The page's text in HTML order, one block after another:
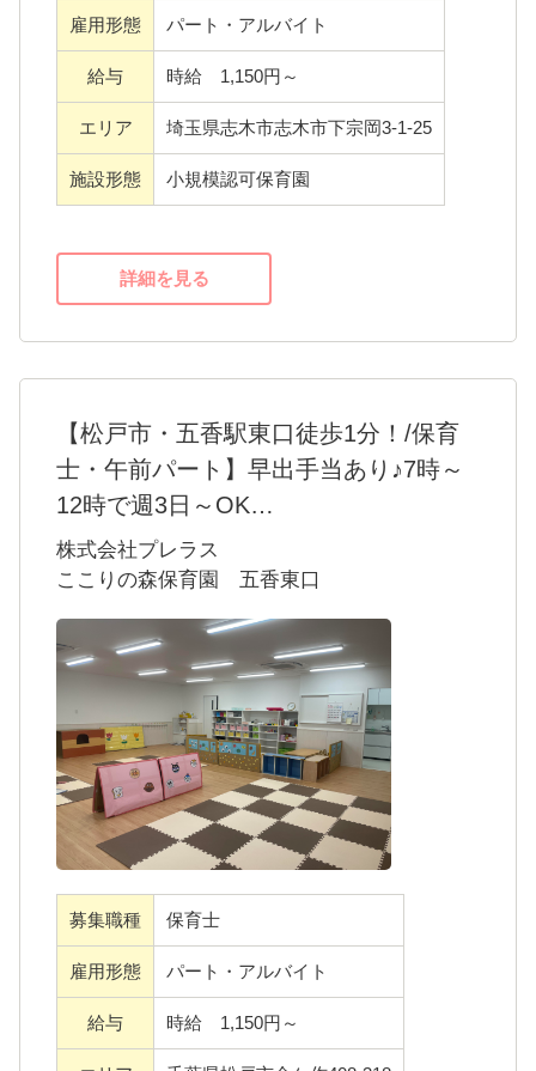
ここりの森保育園を運営する株式会社プレラ
スは、半日型デイサービスや飲食事業など、
他事業をを展開している福祉関係会社です。
子育て中の女性が幅広く活躍しており、社員
からの意見を受け入れ、働きやすい環境づく
りを目指しています。
雇用形態 パート・アルバイト
給与 時給 1,150円～
エリア 埼玉県志木市志木市下宗岡3-1-25
施設形態 小規模認可保育園
詳細を見る
【松戸市・五香駅東口徒歩1分！/保育
士・午前パート】早出手当あり♪7時～
12時で週3日～OK
＜ここりの森保育園 五香東口＞
当園は松戸市にある小規模認可保育園です。
一人ひとりの子どもたちの個性や感情を尊重
し、子どもたちが自由に自分らしさを表現で
きるような場となるよう、保育士全員で一生
懸命サポートています。
子育て中の女性が幅広く活躍しています！
経験や年齢は問いません。未経験の方はしっ
かりフォローしますし、経験者の方はぜひ経
験値を活かしてご活躍ください。
＜運営会社＞
ここりの森保育園を運営する株式会社プレラ
スは、半日型デイサービスや飲食事業など、
株式会社プレラス
ここりの森保育園 五香東口
募集職種 保育士
雇用形態 パート・アルバイト
給与 時給 1,150円～